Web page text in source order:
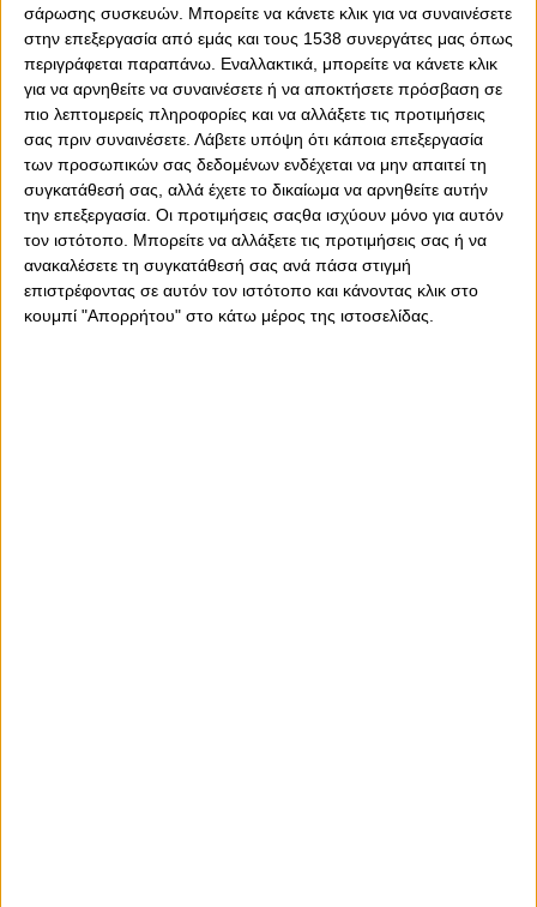
σάρωσης συσκευών. Μπορείτε να κάνετε κλικ για να συναινέσετε
στην επεξεργασία από εμάς και τους 1538 συνεργάτες μας όπως
περιγράφεται παραπάνω. Εναλλακτικά, μπορείτε να κάνετε κλικ
για να αρνηθείτε να συναινέσετε ή να αποκτήσετε πρόσβαση σε
πιο λεπτομερείς πληροφορίες και να αλλάξετε τις προτιμήσεις
σας πριν συναινέσετε. Λάβετε υπόψη ότι κάποια επεξεργασία
των προσωπικών σας δεδομένων ενδέχεται να μην απαιτεί τη
συγκατάθεσή σας, αλλά έχετε το δικαίωμα να αρνηθείτε αυτήν
την επεξεργασία. Οι προτιμήσεις σαςθα ισχύουν μόνο για αυτόν
τον ιστότοπο. Μπορείτε να αλλάξετε τις προτιμήσεις σας ή να
ανακαλέσετε τη συγκατάθεσή σας ανά πάσα στιγμή
επιστρέφοντας σε αυτόν τον ιστότοπο και κάνοντας κλικ στο
κουμπί "Απορρήτου" στο κάτω μέρος της ιστοσελίδας.
0 0
Ο Σακίλ ΜακΚίσικ κλήθηκε να απαντήσει στην κάμερα
της Euroleague ποια δική του στιγμή ξεχωρίζει από τη
χρονιά που πέρασε, αλλά και μια στιγμή ενός αντιπάλου.
Συγκεκριμένα, ο «Shaq Attack» ξεχώρισε τη φάση που
σκοράρει το τρίποντο μπροστά στον Γκούντουριτς, στο
5ο παιχνίδι της σειράς, δίνοντας διψήφιο προβάδισμα
στον Ολυμπιακό.